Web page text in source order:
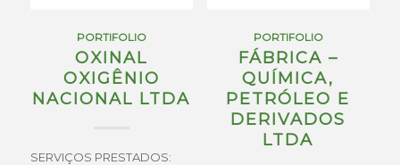
PORTIFOLIO
OXINAL
OXIGÊNIO
NACIONAL LTDA
SERVIÇOS PRESTADOS:
PORTIFOLIO
FÁBRICA –
QUÍMICA,
PETRÓLEO E
DERIVADOS
LTDA